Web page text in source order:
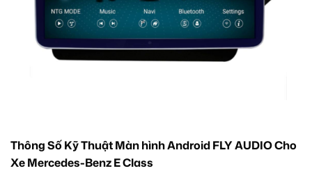
Thông Số Kỹ Thuật Màn hình Android FLY AUDIO Cho
Xe Mercedes-Benz E Class